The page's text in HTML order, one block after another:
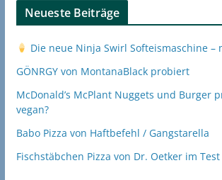
Neueste Beiträge
Die neue Ninja Swirl Softeismaschine –
GÖNRGY von MontanaBlack probiert
McDonald’s McPlant Nuggets und Burger
vegan?
Babo Pizza von Haftbefehl / Gangstarella
Fischstäbchen Pizza von Dr. Oetker im Test